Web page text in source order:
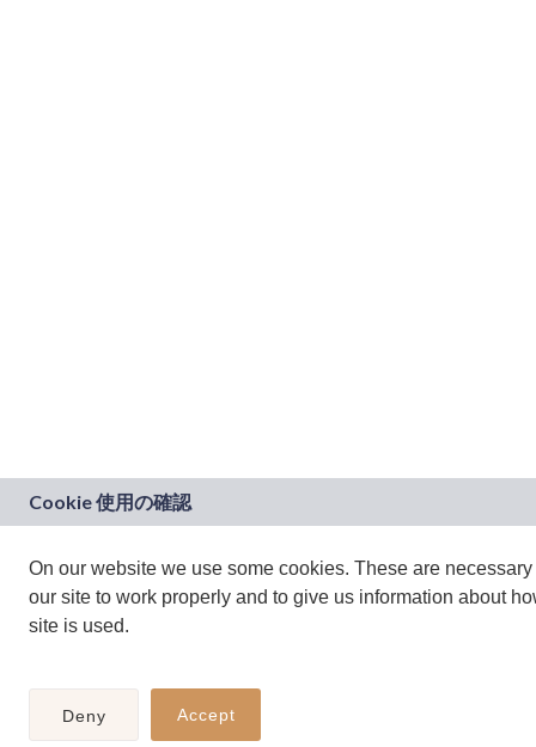
On our website we use some cookies. These are necessary
our site to work properly and to give us information about
site is used.
Deny Accept